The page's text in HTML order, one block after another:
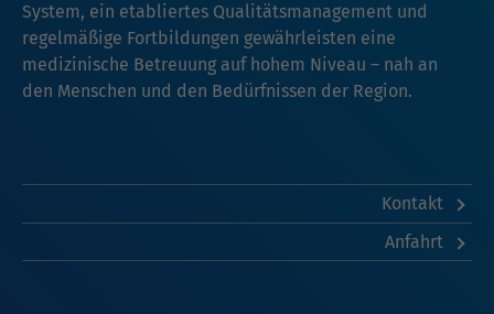
System, ein etabliertes Qualitätsmanagement und
regelmäßige Fortbildungen gewährleisten eine
medizinische Betreuung auf hohem Niveau – nah an
den Menschen und den Bedürfnissen der Region.
Kontakt
Anfahrt